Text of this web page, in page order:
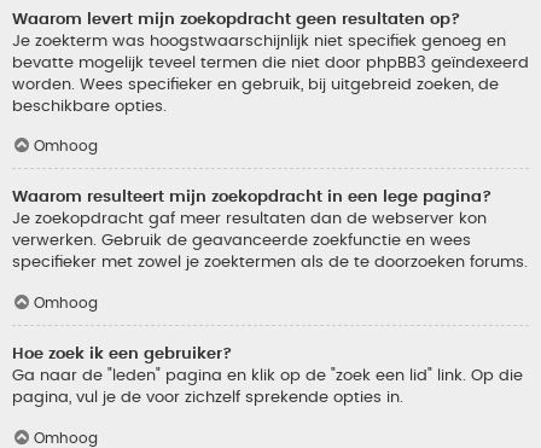
Waarom levert mijn zoekopdracht geen resultaten op?
Je zoekterm was hoogstwaarschijnlijk niet specifiek genoeg en
bevatte mogelijk teveel termen die niet door phpBB3 geïndexeerd
worden. Wees specifieker en gebruik, bij uitgebreid zoeken, de
beschikbare opties.
Omhoog
Waarom resulteert mijn zoekopdracht in een lege pagina?
Je zoekopdracht gaf meer resultaten dan de webserver kon
verwerken. Gebruik de geavanceerde zoekfunctie en wees
specifieker met zowel je zoektermen als de te doorzoeken forums.
Omhoog
Hoe zoek ik een gebruiker?
Ga naar de "leden" pagina en klik op de "zoek een lid" link. Op die
pagina, vul je de voor zichzelf sprekende opties in.
Omhoog